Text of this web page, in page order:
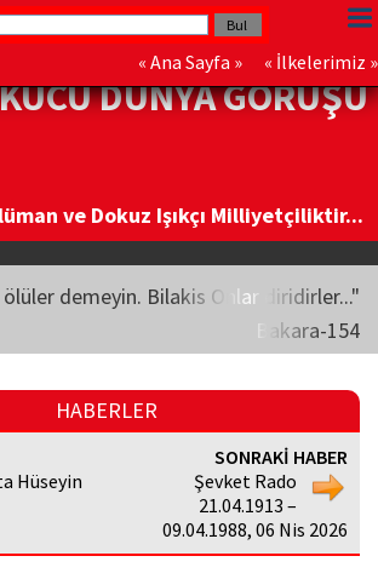
« Ana Sayfa » « İlkelerimiz »
DÜNYA GÖRÜŞÜ
ve Dokuz Işıkçı Milliyetçiliktir...
demeyin. Bilakis Onlar diridirler..."
Bakara-154
HABERLER
Hüseyin
SONRAKİ HABER
Şevket Rado
21.04.1913 –
09.04.1988, 06 Nis 2026